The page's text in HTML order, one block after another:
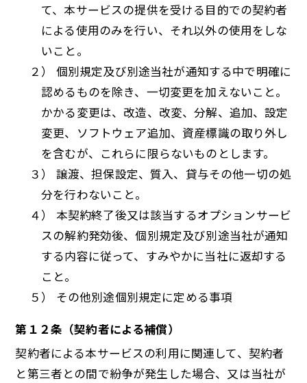
て、本サービスの提供を受ける目的での契約者
による使用のみを行い、それ以外の使用をしな
いこと。
２） 個別規定及び別途当社が通知する中で明確に
認めるものを除き、一切変更を加えないこと。
かかる変更は、改造、改変、分解、追加、設定
変更、ソフトウェア追加、資産標識の取り外し
を含むが、これらに限らないものとします。
３） 譲渡、担保設定、質入、貸与その他一切の処
分を行わないこと。
４） 本契約終了後又は該当するオプションサービ
スの解約発効後、個別規定及び別途当社が通知
する内容に従って、すみやかに当社に返却する
こと。
５） その他別途個別規定に定める事項
第１２条（契約者による補償）
契約者による本サービスの利用に関連して、契約者
と第三者との間で紛争が発生した場合、又は当社が